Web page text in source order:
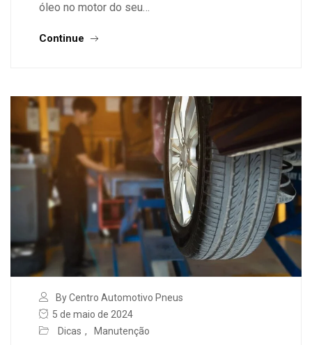
óleo no motor do seu…
Continue
By Centro Automotivo Pneus
5 de maio de 2024
Dicas , Manutenção